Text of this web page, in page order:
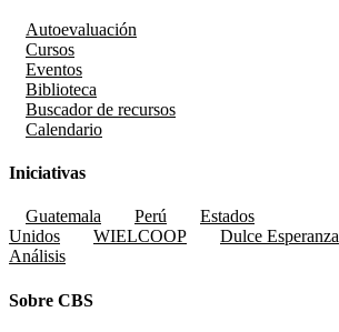
Autoevaluación
Cursos
Eventos
Biblioteca
Buscador de recursos
Calendario
Iniciativas
Guatemala Perú
Estados
Unidos
WIELCOOP Dulce Esperanza
Análisis
Sobre CBS